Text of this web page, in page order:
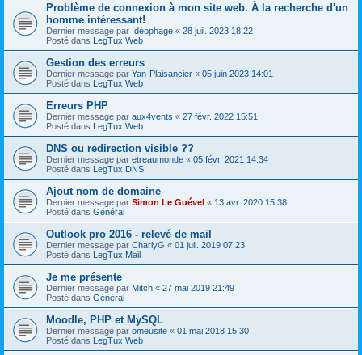
Problème de connexion à mon site web. À la recherche d'un
homme intéressant!
Dernier message par Idéophage « 28 juil. 2023 18:22
Posté dans LegTux Web
Gestion des erreurs
Dernier message par Yan-Plaisancier « 05 juin 2023 14:01
Posté dans LegTux Web
Erreurs PHP
Dernier message par aux4vents « 27 févr. 2022 15:51
Posté dans LegTux Web
DNS ou redirection visible ??
Dernier message par etreaumonde « 05 févr. 2021 14:34
Posté dans LegTux DNS
Ajout nom de domaine
Dernier message par Simon Le Guével « 13 avr. 2020 15:38
Posté dans Général
Outlook pro 2016 - relevé de mail
Dernier message par CharlyG « 01 juil. 2019 07:23
Posté dans LegTux Mail
Je me présente
Dernier message par Mitch « 27 mai 2019 21:49
Posté dans Général
Moodle, PHP et MySQL
Dernier message par omeusite « 01 mai 2018 15:30
Posté dans LegTux Web